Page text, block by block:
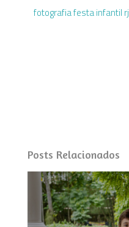
fotografia festa infantil rj
Posts Relacionados